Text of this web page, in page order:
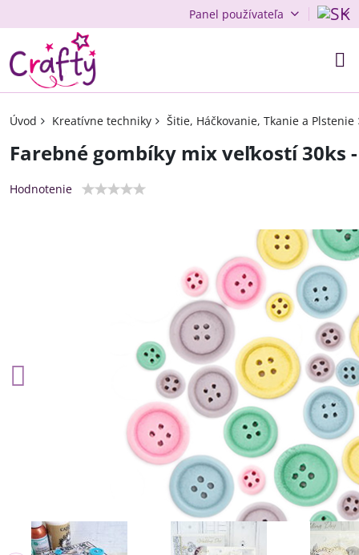
Panel používateľa
Úvod Kreatívne techniky Šitie, Háčkovanie, Tkanie a Plstenie
Farebné gombíky mix veľkostí 30ks
Hodnotenie